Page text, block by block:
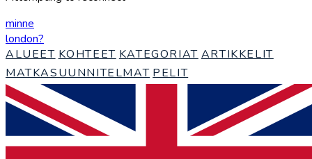
minne
london?
ALUEET KOHTEET KATEGORIAT ARTIKKELIT
MATKASUUNNITELMAT PELIT